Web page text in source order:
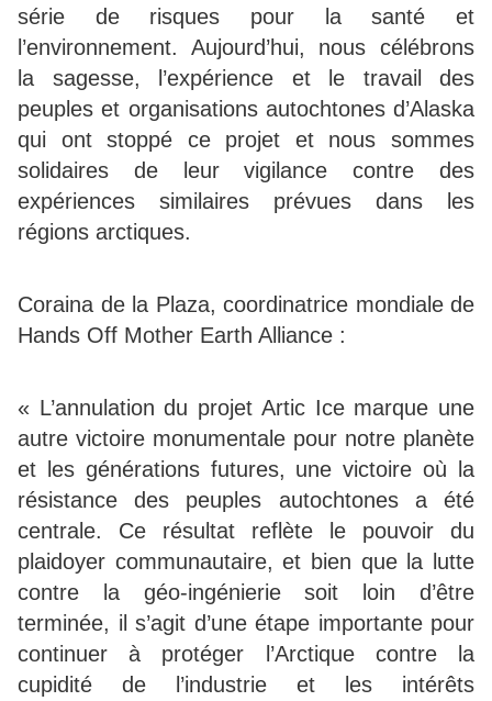
série de risques pour la santé et
l’environnement. Aujourd’hui, nous célébrons
la sagesse, l’expérience et le travail des
peuples et organisations autochtones d’Alaska
qui ont stoppé ce projet et nous sommes
solidaires de leur vigilance contre des
expériences similaires prévues dans les
régions arctiques.
Coraina de la Plaza, coordinatrice mondiale de
Hands Off Mother Earth Alliance :
« L’annulation du projet Artic Ice marque une
autre victoire monumentale pour notre planète
et les générations futures, une victoire où la
résistance des peuples autochtones a été
centrale. Ce résultat reflète le pouvoir du
plaidoyer communautaire, et bien que la lutte
contre la géo-ingénierie soit loin d’être
terminée, il s’agit d’une étape importante pour
continuer à protéger l’Arctique contre la
cupidité de l’industrie et les intérêts